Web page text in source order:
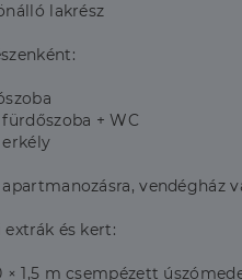
lakrész
+ WC
vendégház
és kert:
× 1,5 m csempézett